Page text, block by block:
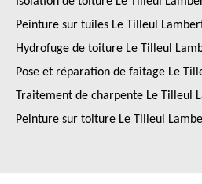
Peinture sur tuiles Le Tilleul
Hydrofuge de toiture Le Tilleul
Pose et réparation de faîtage Le
Traitement de charpente Le Tilleul
Peinture sur toiture Le Tilleul